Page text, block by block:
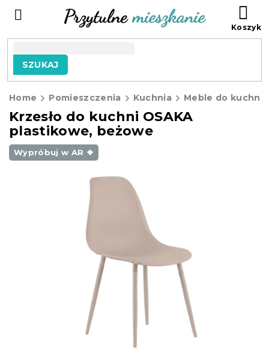
SZUKAJ
Home Pomieszczenia Kuchnia Meble do kuchni
Krzesło do kuchni OSAKA
plastikowe, beżowe
Wypróbuj w AR ❖